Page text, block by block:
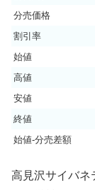
分売価格
割引率
始値
高値
安値
終値
始値-分売差額
高見沢サイバネ